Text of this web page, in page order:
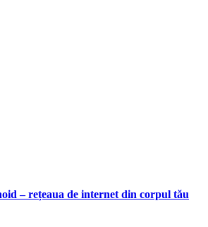
– rețeaua de internet din corpul tău